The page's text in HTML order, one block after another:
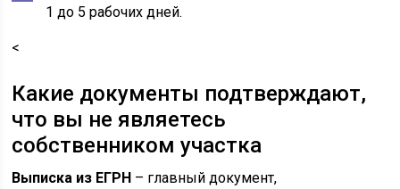
1 до 5 рабочих дней.
<
Какие документы подтверждают,
что вы не являетесь
собственником участка
Выписка из ЕГРН – главный документ,